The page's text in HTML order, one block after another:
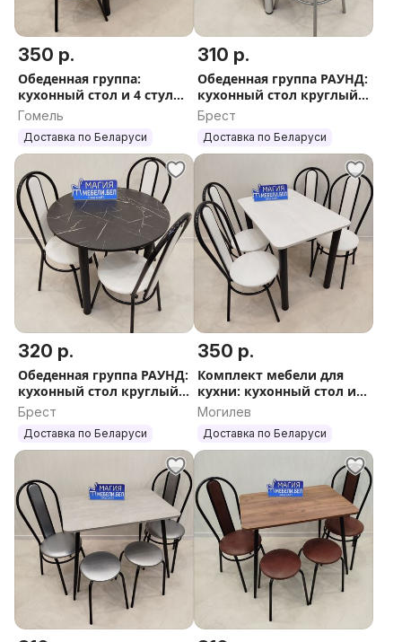
350 р.
Обеденная группа:
кухонный стол и 4 стула.
Доставка по РБ
Гомель
Доставка по Беларуси
310 р.
Обеденная группа РАУНД:
кухонный стол круглый
и 3 стула Доставка
Гарантия Обеденный
стол кухонный
Брест
Доставка по Беларуси
320 р.
Обеденная группа РАУНД:
кухонный стол круглый
и 3 стула Доставка
Гарантия
Брест
Доставка по Беларуси
350 р.
Комплект мебели для
кухни: кухонный стол и 4
стула Бесплатная
Могилев
Доставка по Беларуси